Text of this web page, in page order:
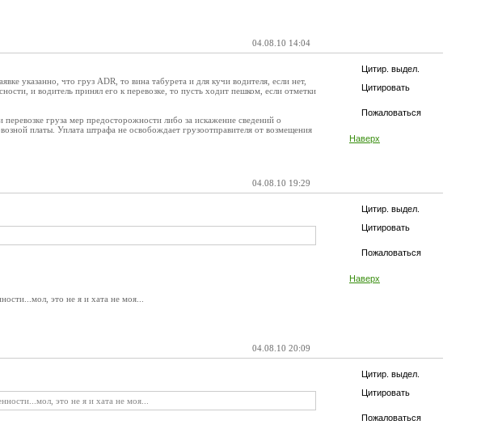
04.08.10 14:04
Цитир. выдел.
Цитировать
Пожаловаться
Наверх
указанно, что груз АDR, то вина табурета и для кучи водителя, если нет,
и водитель принял его к перевозке, то пусть ходит пешком, если отметки
груза мер предосторожности либо за искажение сведений о
платы. Уплата штрафа не освобождает грузоотправителя от возмещения
04.08.10 19:29
Цитир. выдел.
Цитировать
Пожаловаться
Наверх
это не я и хата не моя...
04.08.10 20:09
Цитир. выдел.
Цитировать
Пожаловаться
это не я и хата не моя...